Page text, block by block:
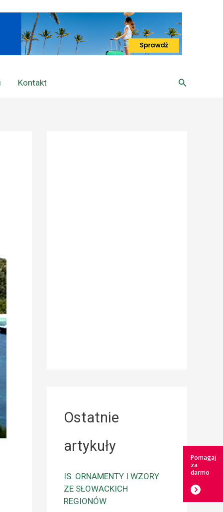
Kontakt Szukaj
Ostatnie
artykuły
IS: ORNAMENTY I WZORY
ZE SŁOWACKICH
REGIONÓW
Pomagaj
za
darmo